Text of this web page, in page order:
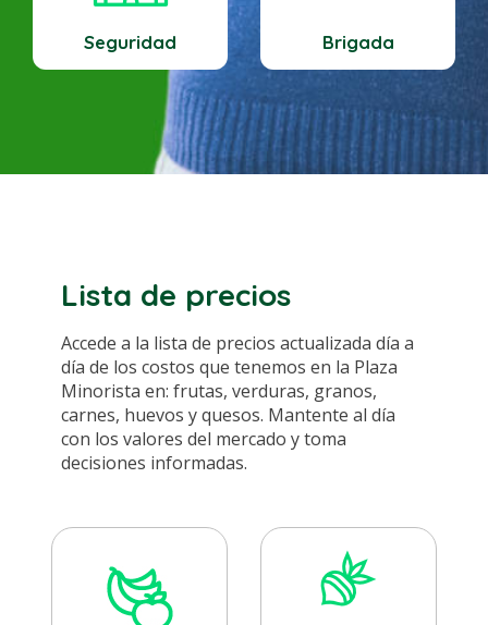
Seguridad Brigada
Lista de precios
Accede a la lista de precios actualizada día a
día de los costos que tenemos en la Plaza
Minorista en: frutas, verduras, granos,
carnes, huevos y quesos. Mantente al día
con los valores del mercado y toma
decisiones informadas.